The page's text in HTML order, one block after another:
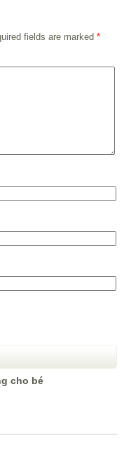
fields are marked *
cho bé